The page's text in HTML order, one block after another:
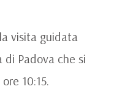
visita guidata
di Padova che si
10:15.